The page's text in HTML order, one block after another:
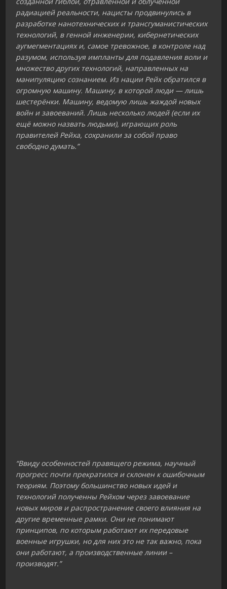
радиацией реальности, нацисты продвинулись в
разработке нанотехнических и трансгуманистических
технологий, в генной инженерии, кибернетических
аугмегментациях и, самое тревожное, в контроле над
разумом, используя импланты для подавления воли и
множество других технологий, направленных на
манипуляцию сознанием. Из нации Рейх обратился в
огромную машину. Машину, в которой люди — лишь
шестерёнки. Машину, ведомую лишь жаждой новых
войн и завоеваний. Лишь несколько людей (если их
ещё можно назвать людьми), играющих роль
правителей Рейха, сохранили за собой право
свободно думать.”
“Ввиду особенностей правящего режима, научный
прогресс почти прекратился и склонен к ошибочным
теориям. Поэтому большинство новых идей и
технологий полученны Рейхом через завоевание
новых миров и распространение своего влияния на
другие временные рамки. Они не понимают
принципов, по которым работают их передовые
военные игрушки, но для них это не так важно, пока
они работают, а производственные линии –
производят.”